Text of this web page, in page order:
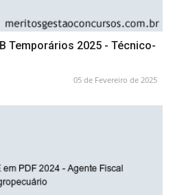
Temporários 2025 - Técnico-
05 de Fevereiro de 2025